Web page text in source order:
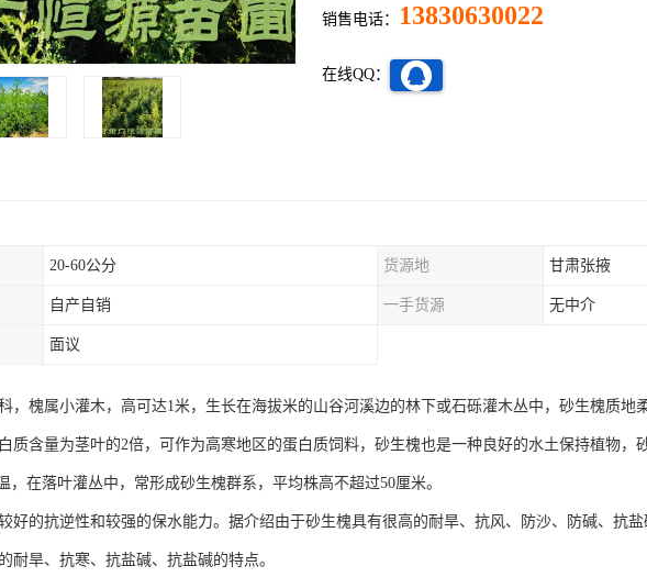
销售电话： 13830630022
在线QQ：
20-60公分 货源地 甘肃张掖
自产自销 一手货源 无中介
面议
，槐属小灌木，高可达1米，生长在海拔米的山谷河溪边的林下或石砾灌木丛中，砂生槐质地
质含量为茎叶的2倍，可作为高寒地区的蛋白质饲料，砂生槐也是一种良好的水土保持植物，
在落叶灌丛中，常形成砂生槐群系，平均株高不超过50厘米。
好的抗逆性和较强的保水能力。据介绍由于砂生槐具有很高的耐旱、抗风、防沙、防碱、抗
耐旱、抗寒、抗盐碱、抗盐碱的特点。